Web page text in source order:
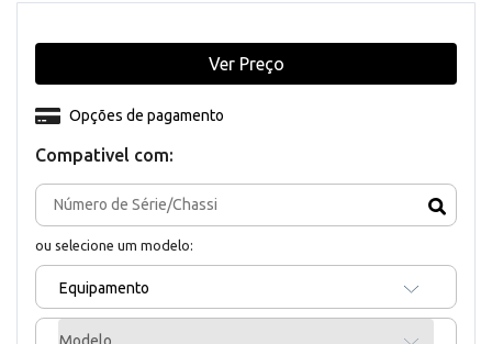
Compativel com:
ou selecione um modelo:
Equipamento
Opções de pagamento
Ver Preço